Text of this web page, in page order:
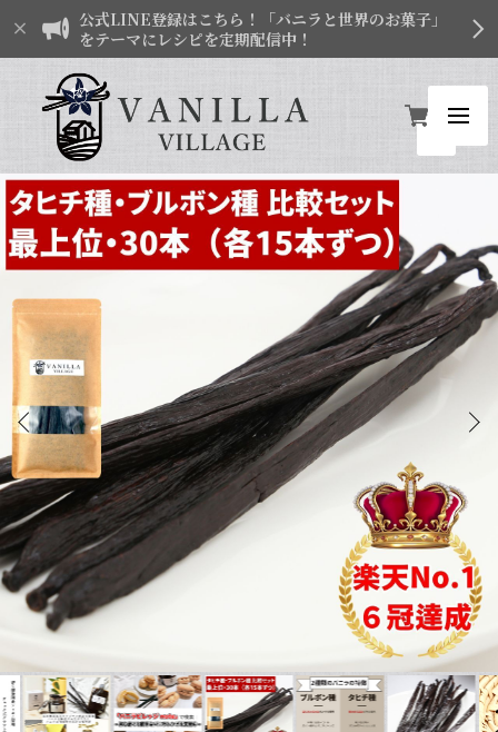
公式LINE登録はこちら！「バニラと世界のお菓子」
をテーマにレシピを定期配信中！